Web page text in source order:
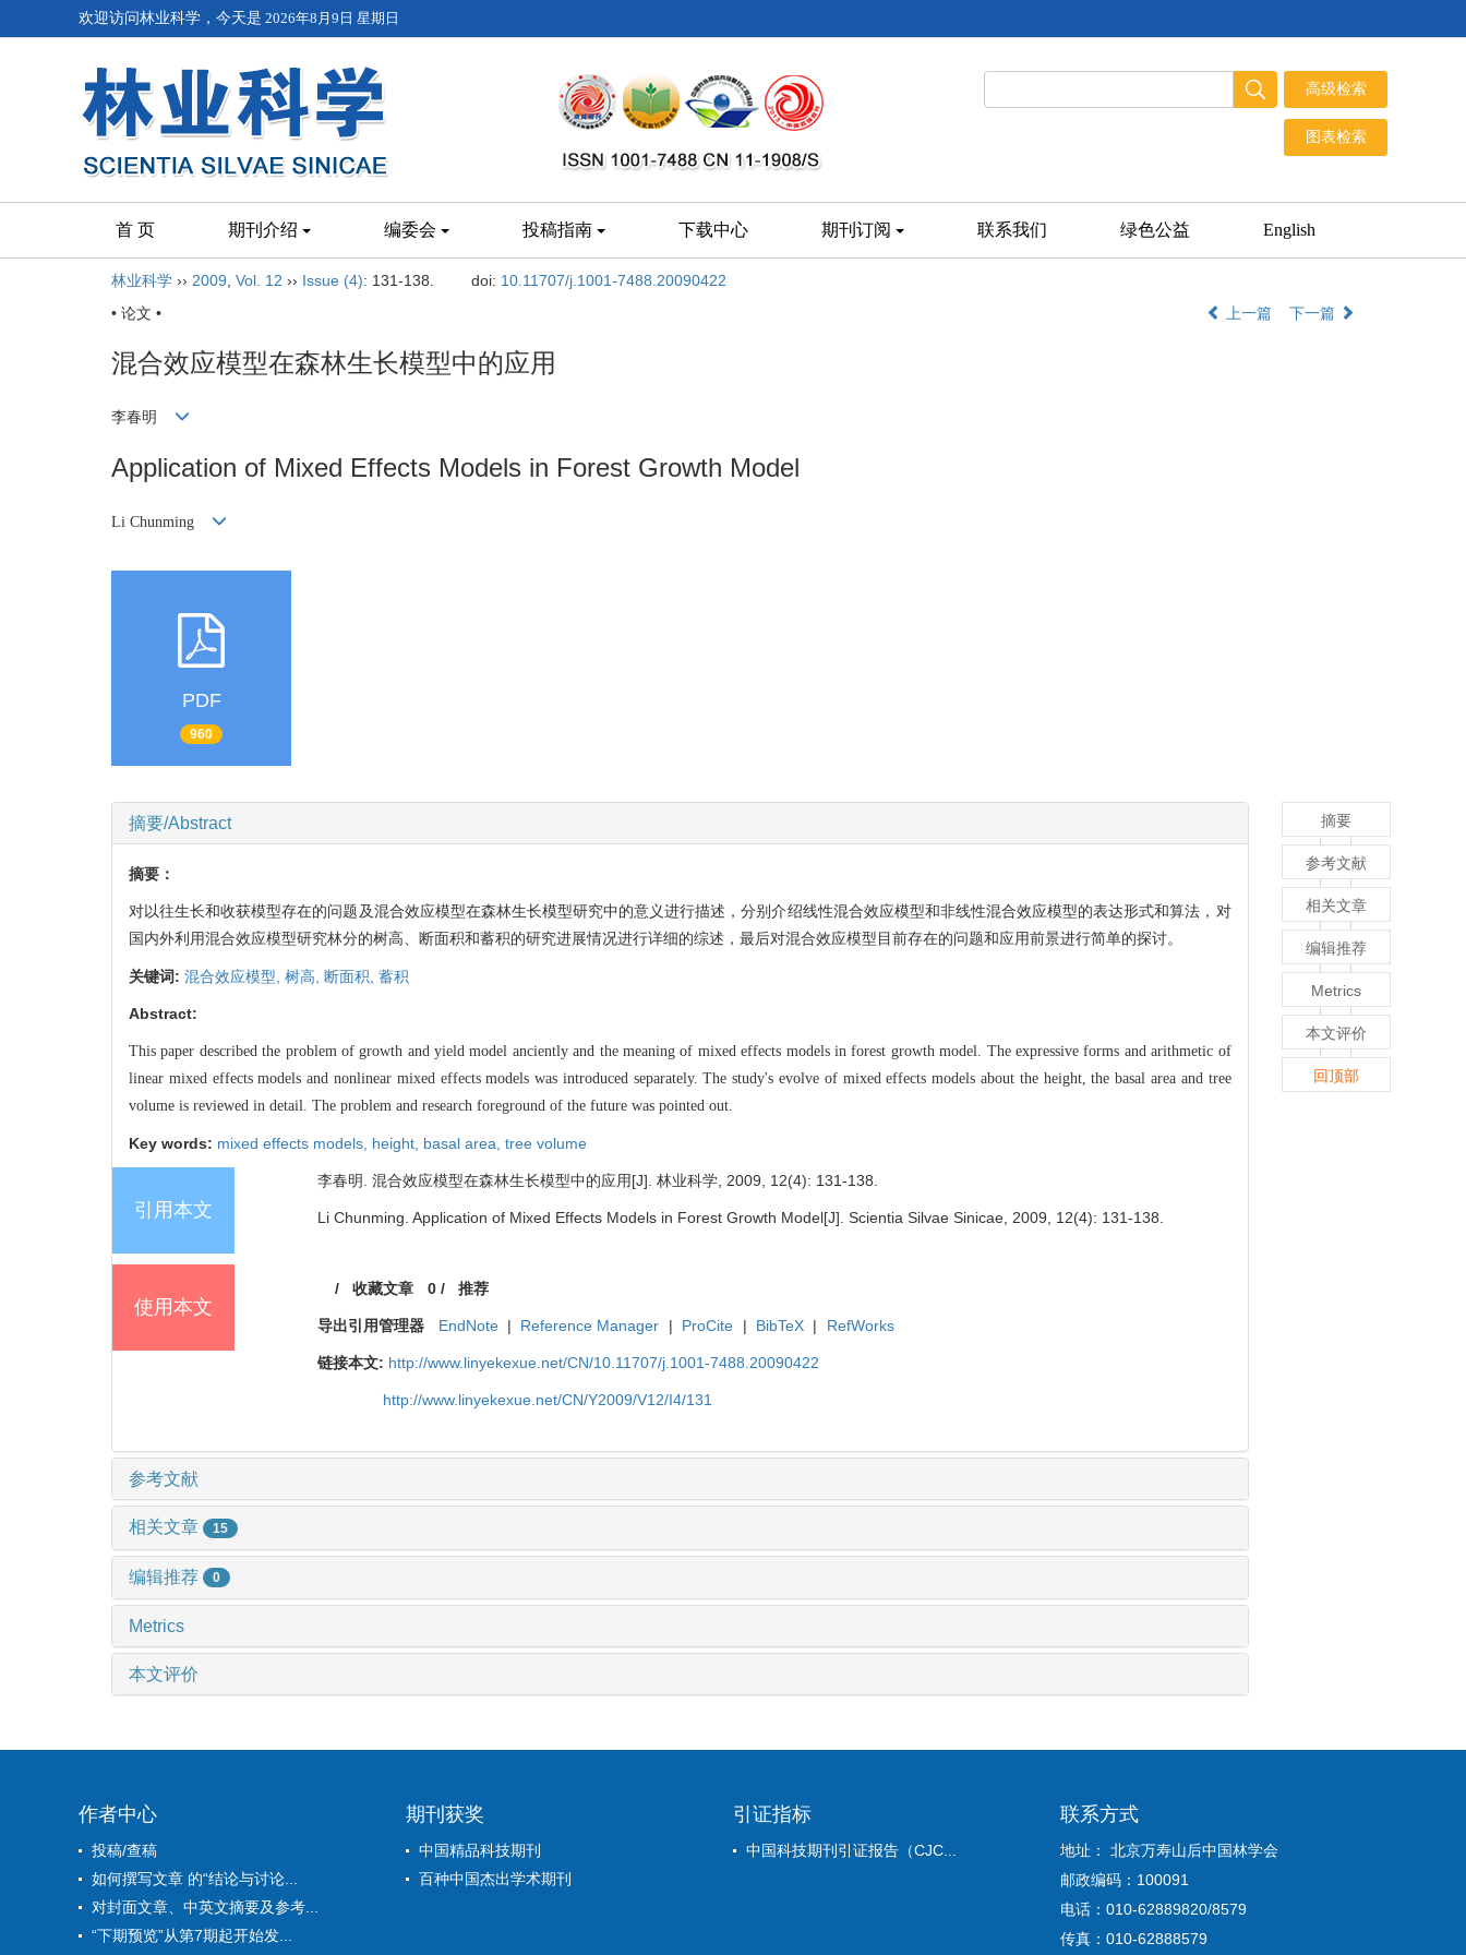
欢迎访问林业科学，今天是 2026年8月9日 星期日
首 页 期刊介绍 编委会 投稿指南 下载中心 期刊订阅 联系我们 绿色公益 English
林业科学 ›› 2009 Vol. 12 ›› Issue (4): 131-138. doi: 10.11707/j.1001-7488.20090422
• 论文 •
上一篇 下一篇
混合效应模型在森林生长模型中的应用
李春明
Application of Mixed Effects Models in Forest Growth Model
Li Chunming
PDF
960
摘要/Abstract
摘要：
对以往生长和收获模型存在的问题及混合效应模型在森林生长模型研究中的意义进行描述，分别介绍线性混合效应模型和非线性混合效应模型的表达形式和算法，对
国内外利用混合效应模型研究林分的树高、断面积和蓄积的研究进展情况进行详细的综述，最后对混合效应模型目前存在的问题和应用前景进行简单的探讨。
关键词: 混合效应模型, 树高, 断面积, 蓄积
Abstract:
This paper described the problem of growth and yield model ancientlyand the meaning of mixed effects models in forest growth model. The expressive forms and arithmetic of
linear mixed effects models and nonlinear mixed effects models was introduced separately. The study's evolve of mixed effects models about the height, the basal area and tree
volume is reviewed in detail. The problem and research foreground of the future was pointed out.
Key words: mixed effects models, height, basal area, tree volume
引用本文
李春明. 混合效应模型在森林生长模型中的应用[J]. 林业科学, 2009, 12(4): 131-138.
Li Chunming. Application of Mixed Effects Models in Forest Growth Model[J]. Scientia Silvae Sinicae, 2009, 12(4): 131-138.
使用本文
/收藏文章 0/ 推荐
导出引用管理器 EndNote | Reference Manager | ProCite | BibTeX | RefWorks
链接本文: http://www.linyekexue.net/CN/10.11707/j.1001-7488.20090422
http://www.linyekexue.net/CN/Y2009/V12/I4/131
参考文献
相关文章 15
编辑推荐 0
Metrics
本文评价
摘要
参考文献
相关文章
编辑推荐
Metrics
本文评价
回顶部
作者中心
投稿/查稿
如何撰写文章 的“结论与讨论...
对封面文章、中英文摘要及参考...
“下期预览”从第7期起开始发...
期刊获奖
中国精品科技期刊
百种中国杰出学术期刊
引证指标
中国科技期刊引证报告（CJC...
联系方式
地址： 北京万寿山后中国林学会
邮政编码：100091
电话：010-62889820/8579
传真：010-62888579